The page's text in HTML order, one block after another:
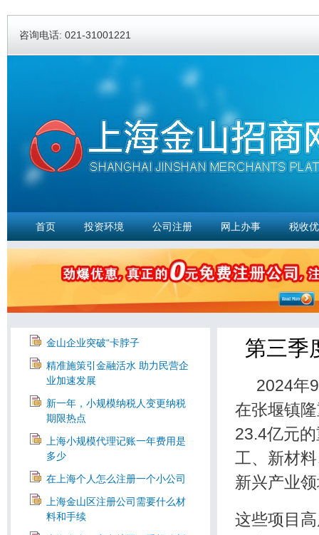
咨询电话: 021-31001221
首页 投资环境 公司注册 网上办事 税收
金山企业突破“卡脖子
精准施策引金融活水 助力民营企
业加速发展
新一年，小规模纳税人变更纳税
期限热点
上海小规模代理记账一年费用是
多少
在上海个人怎么注册一个小公司
上海金山区注册公司需要什么材
料和手续
第三季
2024年9
在张堰镇
23.4亿元
工、新材
新兴产业
这些项目